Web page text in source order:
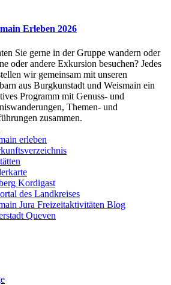
Erleben 2026
Sie gerne in der Gruppe wandern oder
oder andere Exkursion besuchen? Jedes
wir gemeinsam mit unseren
aus Burgkunstadt und Weismain ein
Programm mit Genuss- und
Themen- und
zusammen.
erleben
Kordigast
des Landkreises
Jura Freizeitaktivitäten Blog
Queven